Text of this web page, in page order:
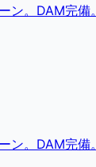
ン。DAM完備。
ン。DAM完備。